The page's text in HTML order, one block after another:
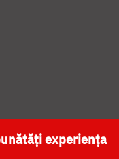
NAȚIONALĂ
experiența